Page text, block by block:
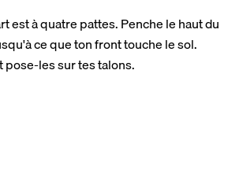
est à quatre pattes. Penche le haut du
ce que ton front touche le sol.
pose-les sur tes talons.